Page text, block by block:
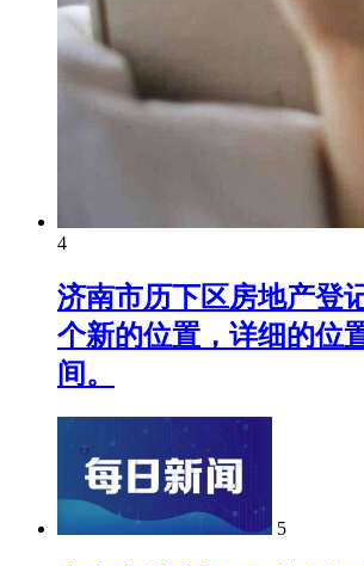
4
济南市历下区房地产登
个新的位置，详细的位
间。
5